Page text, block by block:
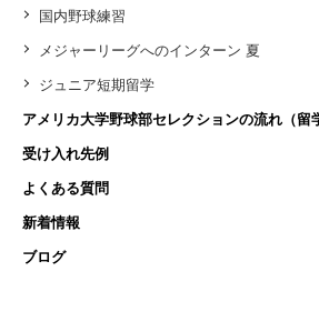
国内野球練習
メジャーリーグへのインターン 夏
ジュニア短期留学
アメリカ大学野球部セレクションの流れ（留
受け入れ先例
よくある質問
新着情報
ブログ